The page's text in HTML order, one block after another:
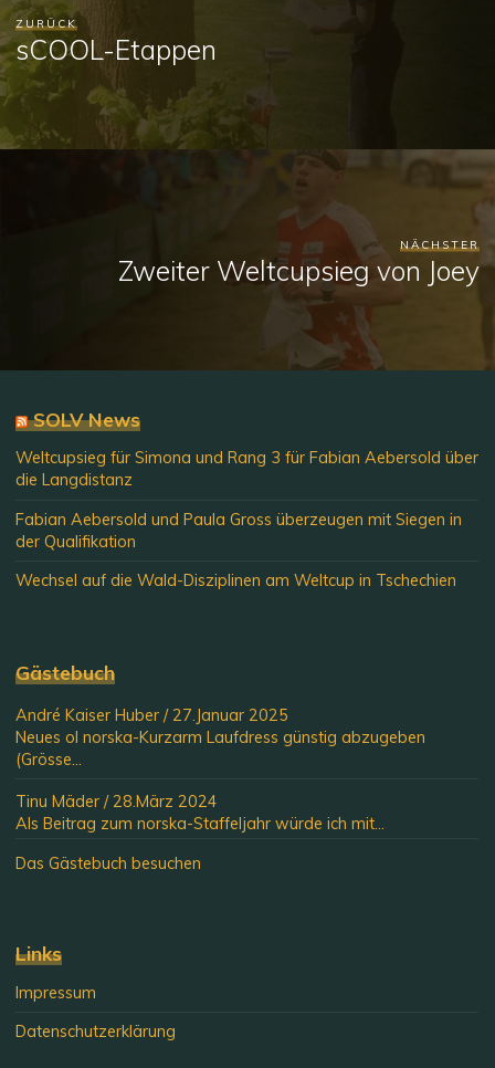
ZURÜCK
sCOOL-Etappen
NÄCHSTER
Zweiter Weltcupsieg von Joey
SOLV News
Weltcupsieg für Simona und Rang 3 für Fabian Aebersold über
die Langdistanz
Fabian Aebersold und Paula Gross überzeugen mit Siegen in
der Qualifikation
Wechsel auf die Wald-Disziplinen am Weltcup in Tschechien
Gästebuch
André Kaiser Huber / 27.Januar 2025
Neues ol norska-Kurzarm Laufdress günstig abzugeben
(Grösse...
Tinu Mäder / 28.März 2024
Als Beitrag zum norska-Staffeljahr würde ich mit...
Das Gästebuch besuchen
Links
Impressum
Datenschutzerklärung